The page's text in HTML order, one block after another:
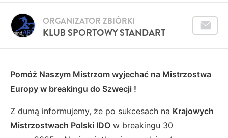
KLUB SPORTOWY STANDART
ORGANIZATOR ZBIÓRKI
Pomóż Naszym Mistrzom wyjechać na Mistrzostwa
Europy w breakingu do Szwecji !
Z dumą informujemy, że po sukcesach na Krajowych
Mistrzostwach Polski IDO w breakingu 30